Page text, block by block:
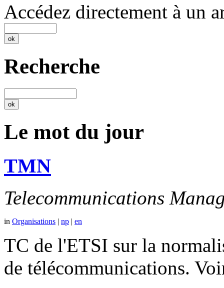
Accédez directement à un
Recherche
Le mot du jour
TMN
Telecommunications
in Organisations np en
TC de l'ETSI sur la
de télécommunications.